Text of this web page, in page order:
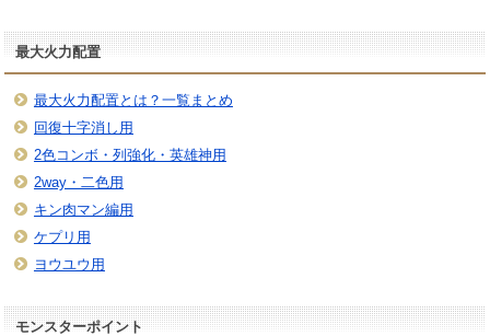
最大火力配置
最大火力配置とは？一覧まとめ
回復十字消し用
2色コンボ・列強化・英雄神用
2way・二色用
キン肉マン編用
ケプリ用
ヨウユウ用
モンスターポイント